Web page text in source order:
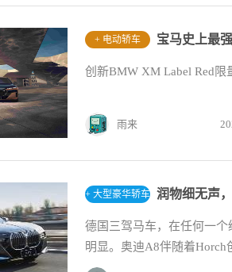
+ 电动轿车 宝马史上最
创新BMW XM Label Red
雨来
+ 大型豪华轿车 润物细无声
德国三驾马车，在任何一
明显。奥迪A8伴随着